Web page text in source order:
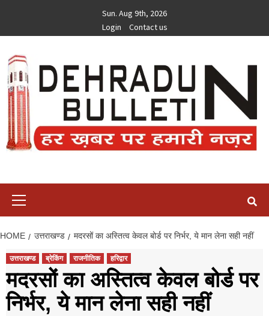
content
Sun. Aug 9th, 2026
Login
Contact us
HOME उत्तराखण्ड मदरसों का अस्तित्व केवल बोर्ड पर निर्भर, ये मान लेना सही नहीं
उत्तराखण्ड ब्रेकिंग राजनीतिक हरिद्वार
मदरसों का अस्तित्व केवल बोर्ड पर
निर्भर, ये मान लेना सही नहीं